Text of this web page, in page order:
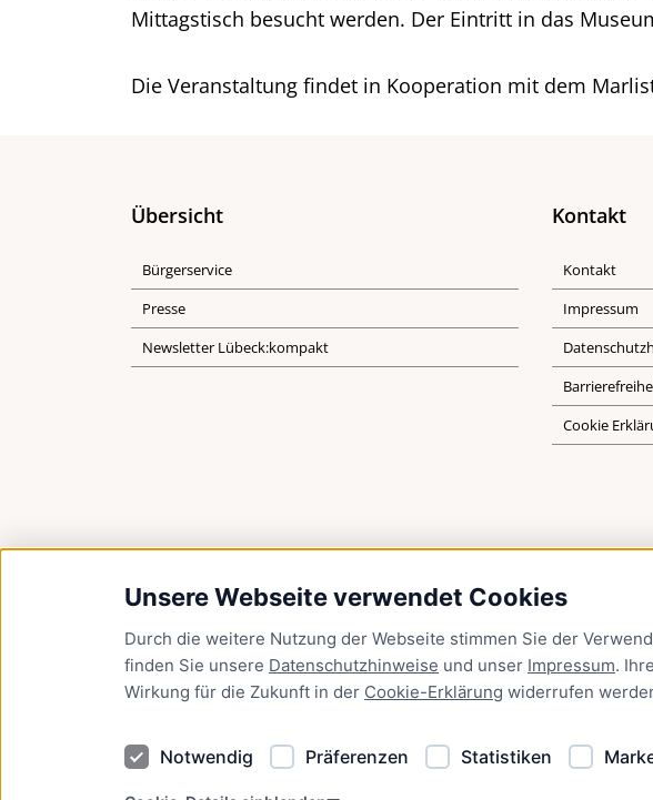
Unsere Webseite verwendet Cookies
Durch die weitere Nutzung der Webseite stimmen Sie der
finden Sie unsere Datenschutzhinweise und unser Impressum.
Wirkung für die Zukunft in der Cookie-Erklärung widerrufen
Notwendig Präferenzen Statistiken
Mittagstisch besucht werden. Der Eintritt in das
Die Veranstaltung findet in Kooperation mit dem
Übersicht
Bürgerservice
Presse
Newsletter Lübeck:kompakt
Kontakt
Kontakt
Impressum
Cookie